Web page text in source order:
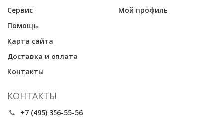
Сервис
Помощь
Карта сайта
Доставка и оплата
Контакты
Мой профиль
КОНТАКТЫ
+7 (495) 356-55-56